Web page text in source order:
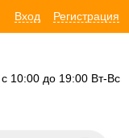
Вход Регистрация
с 10:00 до 19:00 Вт-Вс